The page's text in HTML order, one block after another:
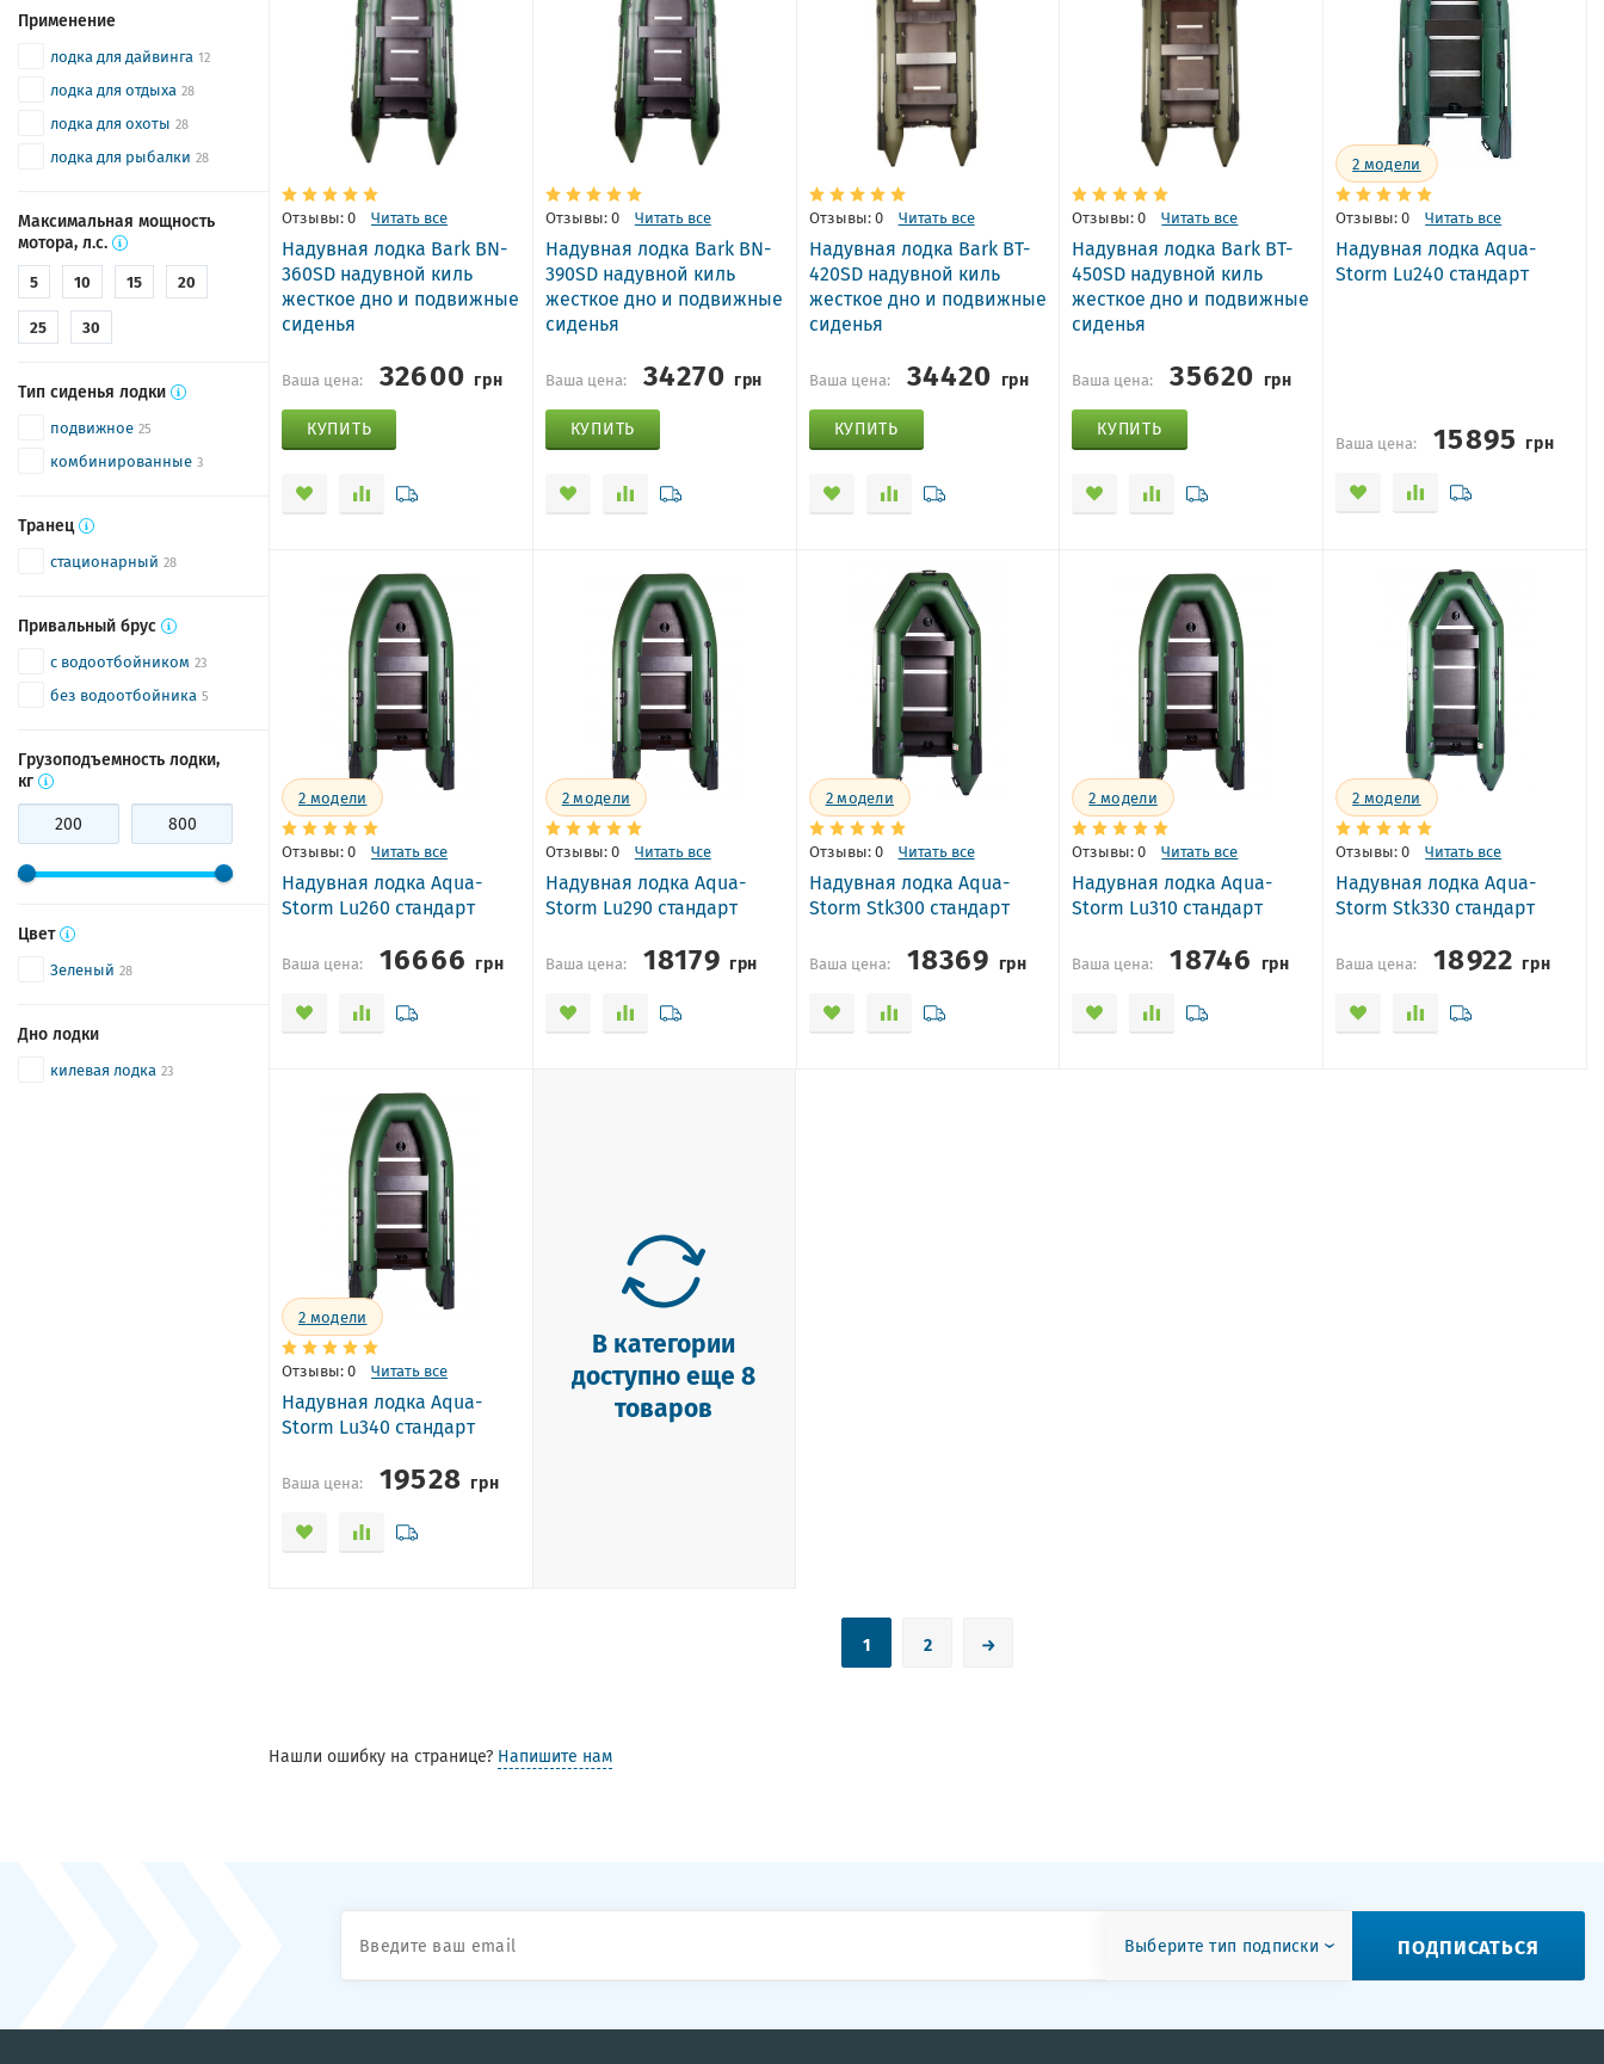
Применение
лодка для дайвинга 12
лодка для отдыха 28
лодка для охоты 28
лодка для рыбалки 28
Максимальная мощность
мотора, л.с.
5 10 15
20
25
30
Тип сиденья лодки
подвижное 25
комбинированные 3
Транец
стационарный 28
Привальный брус
с водоотбойником 23
без водоотбойника 5
Грузоподъемность лодки,
кг
Цвет
Зеленый 28
Дно лодки
килевая лодка 23
Отзывы: 0 Читать все
Надувная лодка Bark BN-
360SD надувной киль
жесткое дно и подвижные
сиденья
Ваша цена: 32600грн
КУПИТЬ
Отзывы: 0 Читать все
Надувная лодка Bark BN-
390SD надувной киль
жесткое дно и подвижные
сиденья
Ваша цена: 34270 грн
КУПИТЬ
Отзывы: 0 Читать все
Надувная лодка Bark BT-
420SD надувной киль
жесткое дно и подвижные
сиденья
Ваша цена: 34420 грн
КУПИТЬ
Отзывы: 0 Читать все
Надувная лодка Bark BT-
450SD надувной киль
жесткое дно и подвижные
сиденья
Ваша цена: 35620 грн
КУПИТЬ
2 модели
Отзывы: 0 Читать все
Надувная лодка Aqua-
Storm Lu240 стандарт
Ваша цена: 15895грн
2 модели
Отзывы: 0 Читать все
Надувная лодка Aqua-
Storm Lu260 стандарт
Ваша цена: 16666грн
2модели
Отзывы: 0 Читать все
Надувная лодка Aqua-
Storm Lu290 стандарт
Ваша цена: 18179 грн
2модели
Отзывы: 0 Читать все
Надувная лодка Aqua-
Storm Stk300 стандарт
Ваша цена: 18369 грн
2 модели
Отзывы: 0 Читать все
Надувная лодка Aqua-
Storm Lu310 стандарт
Ваша цена: 18746 грн
2 модели
Отзывы: 0 Читать все
Надувная лодка Aqua-
Storm Stk330 стандарт
Ваша цена: 18922грн
2 модели
Отзывы: 0 Читать все
Надувная лодка Aqua-
Storm Lu340 стандарт
Ваша цена: 19528грн
В категории
доступно еще 8
товаров
1 2 →
Нашли ошибку на странице? Напишите нам
Выберите тип подписки ПОДПИСАТЬСЯ